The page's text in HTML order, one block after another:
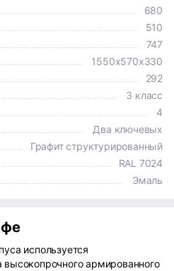
680
510
747
1550x570x330
292
3 класс
4
Два ключевых
Графит структурированный
RAL 7024
Эмаль
используется
высокопрочного армированного